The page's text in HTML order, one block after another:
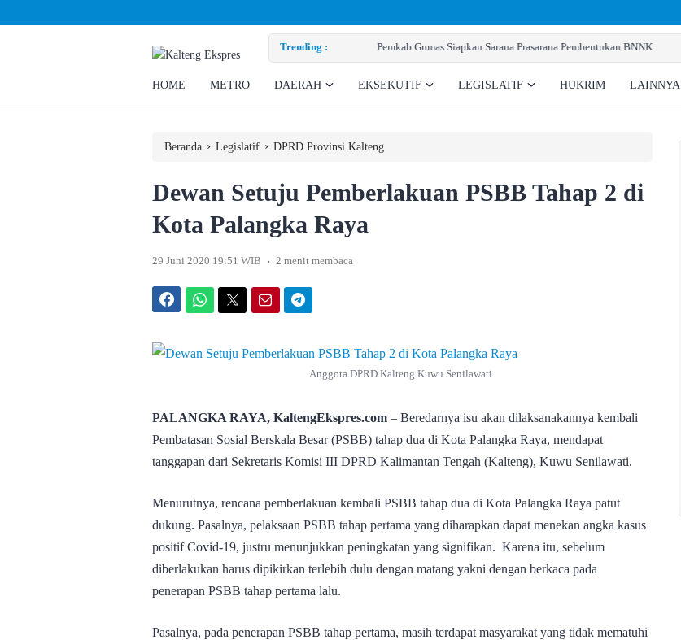
Trending : Pemkab Gumas Siapkan Sarana Prasarana Pembentukan BNNK
HOME METRO DAERAH EKSEKUTIF LEGISLATIF HUKRIM LAINNYA
Beranda › Legislatif › DPRD Provinsi Kalteng
Dewan Setuju Pemberlakuan PSBB Tahap 2 di
Kota Palangka Raya
29 Juni 2020 19:51 WIB . 2 menit membaca
Anggota DPRD Kalteng Kuwu Senilawati.
PALANGKA RAYA, KaltengEkspres.com – Beredarnya isu akan dilaksanakannya kembali
Pembatasan Sosial Berskala Besar (PSBB) tahap dua di Kota Palangka Raya, mendapat
tanggapan dari Sekretaris Komisi III DPRD Kalimantan Tengah (Kalteng), Kuwu Senilawati.
Menurutnya, rencana pemberlakuan kembali PSBB tahap dua di Kota Palangka Raya patut
dukung. Pasalnya, pelaksaan PSBB tahap pertama yang diharapkan dapat menekan angka kasus
positif Covid-19, justru menunjukkan peningkatan yang signifikan. Karena itu, sebelum
diberlakukan harus dipikirkan terlebih dulu dengan matang yakni dengan berkaca pada
penerapan PSBB tahap pertama lalu.
Pasalnya, pada penerapan PSBB tahap pertama, masih terdapat masyarakat yang tidak mematuhi